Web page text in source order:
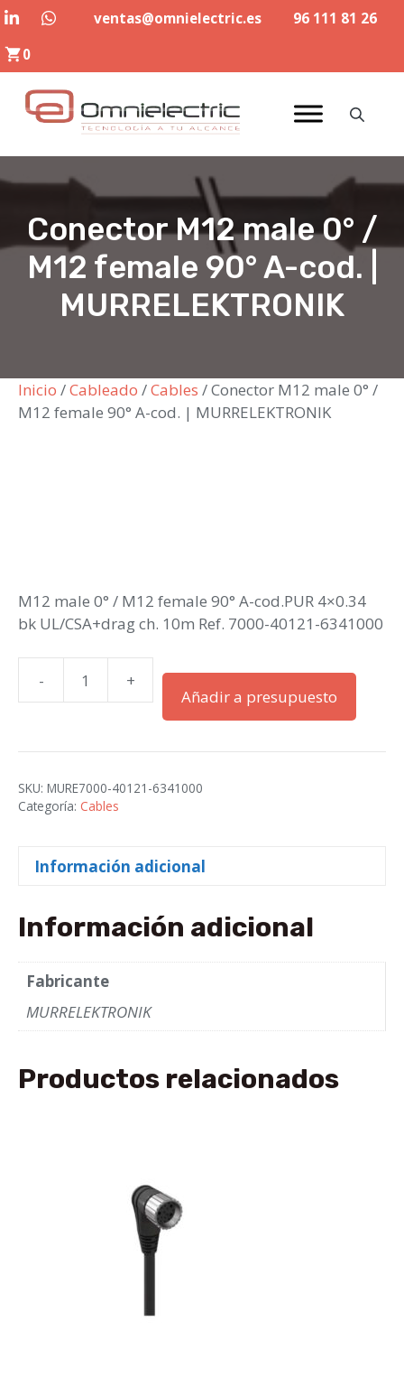
Saltar
contenido
ventas@omnielectric.es
96 111 81 26
0
Conector M12 male 0° /
M12 female 90° A-cod. |
MURRELEKTRONIK
Inicio /Cableado /Cables / Conector M12 male 0° /
M12 female 90° A-cod. | MURRELEKTRONIK
M12 male 0° / M12 female 90° A-cod.PUR 4×0.34
bk UL/CSA+drag ch. 10m Ref. 7000-40121-6341000
-
Conector
M12
0°
/
A-
|
MURRELEKTRONIK
cantidad
+
Añadir a presupuesto
SKU: MURE7000-40121-6341000
Categoría: Cables
Información adicional
Información adicional
Fabricante
MURRELEKTRONIK
Productos relacionados